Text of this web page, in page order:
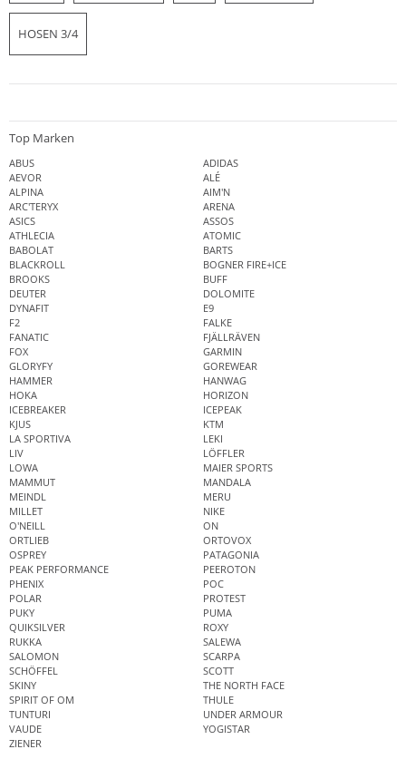
HOSEN 3/4
Top Marken
ABUS
ADIDAS
AEVOR
ALÉ
ALPINA
AIM'N
ARC'TERYX
ARENA
ASICS
ASSOS
ATHLECIA
ATOMIC
BABOLAT
BARTS
BLACKROLL
BOGNER FIRE+ICE
BROOKS
BUFF
DEUTER
DOLOMITE
DYNAFIT
E9
F2
FALKE
FANATIC
FJÄLLRÄVEN
FOX
GARMIN
GLORYFY
GOREWEAR
HAMMER
HANWAG
HOKA
HORIZON
ICEBREAKER
ICEPEAK
KJUS
KTM
LA SPORTIVA
LEKI
LIV
LÖFFLER
LOWA
MAIER SPORTS
MAMMUT
MANDALA
MEINDL
MERU
MILLET
NIKE
O'NEILL
ON
ORTLIEB
ORTOVOX
OSPREY
PATAGONIA
PEAK PERFORMANCE
PEEROTON
PHENIX
POC
POLAR
PROTEST
PUKY
PUMA
QUIKSILVER
ROXY
RUKKA
SALEWA
SALOMON
SCARPA
SCHÖFFEL
SCOTT
SKINY
THE NORTH FACE
SPIRIT OF OM
THULE
TUNTURI
UNDER ARMOUR
VAUDE
YOGISTAR
ZIENER